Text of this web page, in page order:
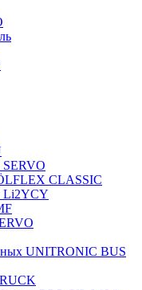
CLASSIC
Li2YCY
UNITRONIC BUS